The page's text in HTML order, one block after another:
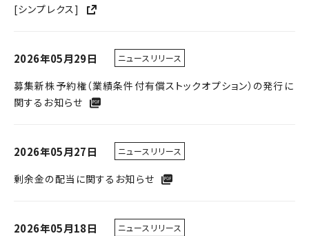
[シンプレクス]
2026年05月29日 ニュースリリース
募集新株予約権（業績条件付有償ストックオプション）の発行に
関するお知らせ
2026年05月27日 ニュースリリース
剰余金の配当に関するお知らせ
2026年05月18日 ニュースリリース